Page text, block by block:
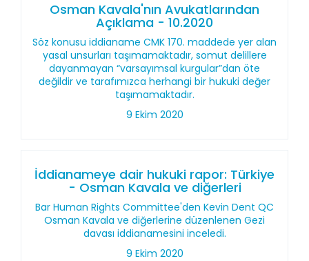
Osman Kavala'nın Avukatlarından
Açıklama - 10.2020
Söz konusu iddianame CMK 170. maddede yer alan
yasal unsurları taşımamaktadır, somut delillere
dayanmayan “varsayımsal kurgular”dan öte
değildir ve tarafımızca herhangi bir hukuki değer
taşımamaktadır.
9 Ekim 2020
İddianameye dair hukuki rapor: Türkiye
- Osman Kavala ve diğerleri
Bar Human Rights Committee'den Kevin Dent QC
Osman Kavala ve diğerlerine düzenlenen Gezi
davası iddianamesini inceledi.
9 Ekim 2020